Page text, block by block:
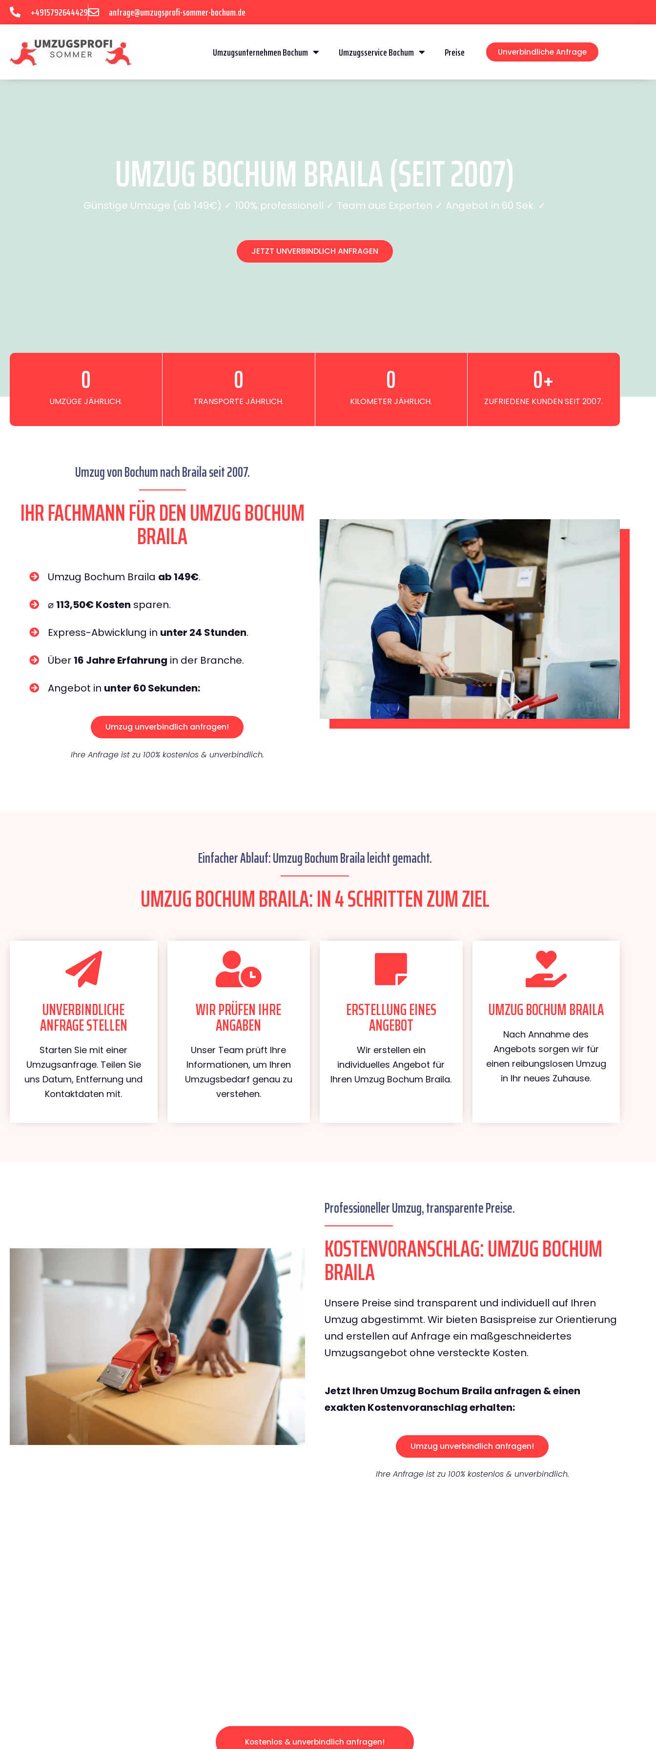
+4915792644429 anfrage@umzugsprofi-sommer-bochum.de
Umzugsunternehmen Bochum Umzugsservice Bochum Preise Unverbindliche Anfrage
UMZUG BOCHUM BRAILA (SEIT 2007)
Günstige Umzüge (ab 149€) ✓ 100% professionell ✓ Team aus Experten ✓ Angebot in 60 Sek. ✓
JETZT UNVERBINDLICH ANFRAGEN
UMZÜGE JÄHRLICH.
0
TRANSPORTE JÄHRLICH.
0
KILOMETER JÄHRLICH.
0
ZUFRIEDENE KUNDEN SEIT 2007.
0+
Umzug von Bochum nach Braila seit 2007.
IHR FACHMANN FÜR DEN UMZUG BOCHUM
BRAILA
Umzug Bochum Braila ab 149€.
⌀ 113,50€ Kosten sparen.
Express-Abwicklung in unter 24 Stunden.
Über 16 Jahre Erfahrung in der Branche.
Angebot in unter 60 Sekunden:
Umzug unverbindlich anfragen!
Ihre Anfrage ist zu 100% kostenlos & unverbindlich.
Einfacher Ablauf: Umzug Bochum Braila leicht gemacht.
UMZUG BOCHUM BRAILA: IN 4 SCHRITTEN ZUM ZIEL
UNVERBINDLICHE
ANFRAGE STELLEN
Starten Sie mit einer
Umzugsanfrage. Teilen Sie
uns Datum, Entfernung und
Kontaktdaten mit.
WIR PRÜFEN IHRE
ANGABEN
Unser Team prüft Ihre
Informationen, um Ihren
Umzugsbedarf genau zu
verstehen.
ERSTELLUNG EINES
ANGEBOT
Wir erstellen ein
individuelles Angebot für
Ihren Umzug Bochum Braila.
UMZUG BOCHUM BRAILA
Nach Annahme des
Angebots sorgen wir für
einen reibungslosen Umzug
in Ihr neues Zuhause.
Professioneller Umzug, transparente Preise.
KOSTENVORANSCHLAG: UMZUG BOCHUM
BRAILA
Unsere Preise sind transparent und individuell auf Ihren
Umzug abgestimmt. Wir bieten Basispreise zur Orientierung
und erstellen auf Anfrage ein maßgeschneidertes
Umzugsangebot ohne versteckte Kosten.
Jetzt Ihren Umzug Bochum Braila anfragen & einen
exakten Kostenvoranschlag erhalten:
Umzug unverbindlich anfragen!
Ihre Anfrage ist zu 100% kostenlos & unverbindlich.
Kostenlos & unverbindlich anfragen!